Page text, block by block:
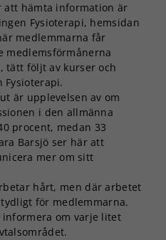
att hämta information är
Fysioterapi, hemsidan
medlemmarna får
medlemsförmånerna
tätt följt av kurser och
är upplevelsen av om
i den allmänna
procent, medan 33
Barsjö ser här att
mer om sitt
hårt, men där arbetet
för medlemmarna.
om varje litet